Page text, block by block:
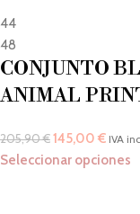
44
48
CONJUNTO
ANIMAL
205,90€145,00 € IVA
Seleccionar opciones